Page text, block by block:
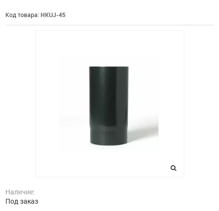
Код товара: HKUJ-45
Наличие:
Под заказ